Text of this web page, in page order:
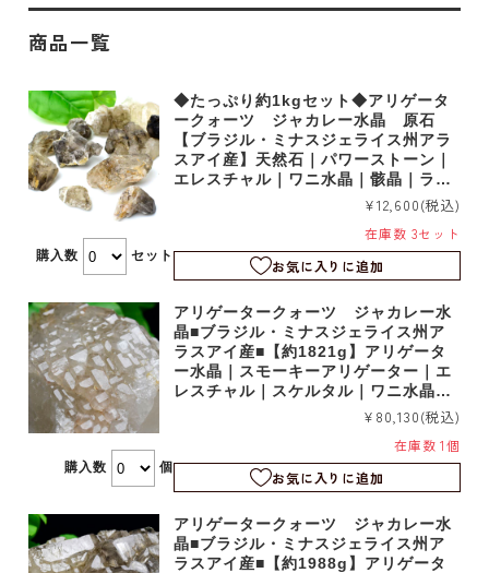
商品一覧
◆たっぷり約1kgセット◆アリゲータ
ークォーツ ジャカレー水晶 原石
【ブラジル・ミナスジェライス州アラ
スアイ産】天然石｜パワーストーン｜
エレスチャル｜ワニ水晶｜骸晶｜ラフ
原石｜1kg｜詰め合わせ｜b8635
¥12,600(税込)
在庫数 3セット
お気に入りに追加
購入数 セット
アリゲータークォーツ ジャカレー水
晶■ブラジル・ミナスジェライス州ア
ラスアイ産■【約1821g】アリゲータ
ー水晶｜スモーキーアリゲーター｜エ
レスチャル｜スケルタル｜ワニ水晶｜r
¥80,130(税込)
在庫数 1個
お気に入りに追加
購入数 個
アリゲータークォーツ ジャカレー水
晶■ブラジル・ミナスジェライス州ア
ラスアイ産■【約1988g】アリゲータ